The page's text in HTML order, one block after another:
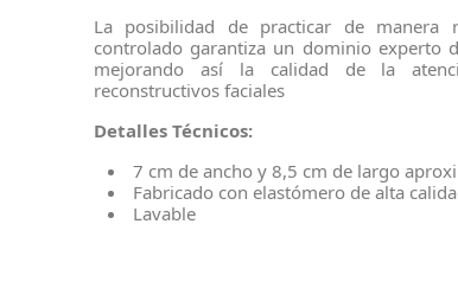
La posibilidad de practicar de manera
controlado garantiza un dominio experto
mejorando así la calidad de la
reconstructivos faciales
Detalles Técnicos:
7 cm de ancho y 8,5 cm de largo
Fabricado con elastómero de alta
Lavable